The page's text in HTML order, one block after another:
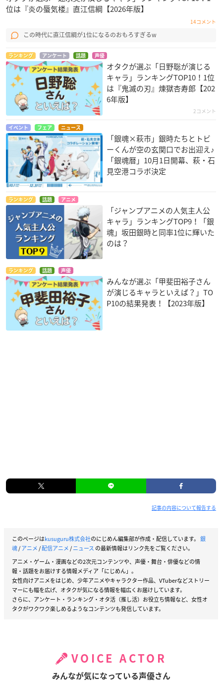
位は『炎の蜃気楼』直江信綱【2026年版】
14コメント
この時代に直江信綱が1位になるのおもろすぎるw
ランキング アンケート 話題 声優
オタクが選ぶ「日野聡が演じる
キャラ」ランキングTOP10！1位
は『鬼滅の刃』煉󠄁獄杏寿郎【202
6年版】
2コメント
イベント フェア ニュース
「銀魂×萩市」銀時たちとトビ
ーくんが空の玄関口でお出迎え♪
「銀魂暦」10月1日開幕、萩・石
見空港コラボ決定
ランキング 話題 アニメ
「ジャンプアニメの人気主人公
キャラ」ランキングTOP9！「銀
魂」坂田銀時と同率1位に輝いた
のは？
ランキング 話題 声優
みんなが選ぶ「甲斐田裕子さん
が演じるキャラといえば？」TO
P10の結果発表！【2023年版】
記事の内容について報告する
このページはkusuguru株式会社のにじめん編集部が作成・配信しています。 銀
魂/アニメ/配信アニメ/ニュース の最新情報はリンク先をご覧ください。
アニメ・ゲーム・漫画などの2次元コンテンツや、声優・舞台・俳優などの情
報・話題をお届けする情報メディア「にじめん」。
女性向けアニメをはじめ、少年アニメやキャラクター作品、VTuberなどストリー
マーにも幅を広げ、オタクが気になる情報を幅広くお届けしています。
さらに、アンケート・ランキング・オタ活（推し活）お役立ち情報など、女性オ
タクがワクワク楽しめるようなコンテンツも発信しています。
VOICE ACTOR
みんなが気になっている声優さん